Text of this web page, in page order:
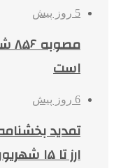
5 روز پیش
است
6 روز پیش
تمدید
ارز تا ۱۵ شهریور